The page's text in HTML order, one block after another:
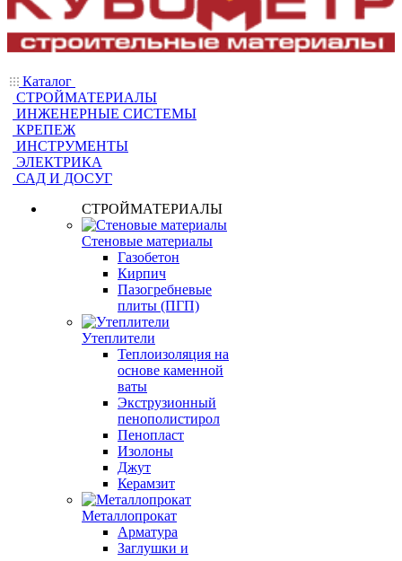
Каталог
СТРОЙМАТЕРИАЛЫ
ИНЖЕНЕРНЫЕ СИСТЕМЫ
КРЕПЕЖ
ИНСТРУМЕНТЫ
ЭЛЕКТРИКА
САД И ДОСУГ
СТРОЙМАТЕРИАЛЫ
Стеновые материалы
Газобетон
Кирпич
Пазогребневые
плиты (ПГП)
Утеплители
Теплоизоляция на
основе каменной
ваты
Экструзионный
пенополистирол
Пенопласт
Изолоны
Джут
Керамзит
Металлопрокат
Арматура
Заглушки и